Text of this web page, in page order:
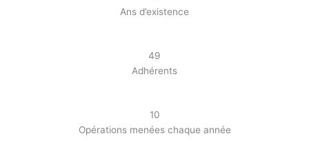
Ans d’existence
49
Adhérents
10
Opérations menées chaque année